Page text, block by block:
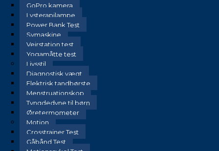
GoPro kamera
Lysterapilampe
Power Bank Test
Symaskine
Vejrstation test
Yogamåtte test
Livsstil
Diagnostisk vægt
Elektrisk tandbørste
Menstruationskop
Tyngdedyne til børn
Øretermometer
Motion
Crosstrainer Test
Gåbånd Test